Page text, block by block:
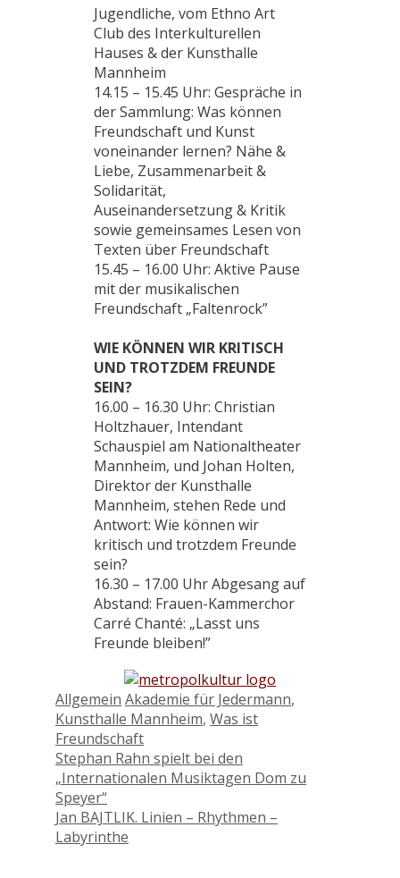
Jugendliche, vom Ethno Art
Club des Interkulturellen
Hauses & der Kunsthalle
Mannheim
14.15 – 15.45 Uhr: Gespräche in
der Sammlung: Was können
Freundschaft und Kunst
voneinander lernen? Nähe &
Liebe, Zusammenarbeit &
Solidarität,
Auseinandersetzung & Kritik
sowie gemeinsames Lesen von
Texten über Freundschaft
15.45 – 16.00 Uhr: Aktive Pause
mit der musikalischen
Freundschaft „Faltenrock”
WIE KÖNNEN WIR KRITISCH
UND TROTZDEM FREUNDE
SEIN?
16.00 – 16.30 Uhr: Christian
Holtzhauer, Intendant
Schauspiel am Nationaltheater
Mannheim, und Johan Holten,
Direktor der Kunsthalle
Mannheim, stehen Rede und
Antwort: Wie können wir
kritisch und trotzdem Freunde
sein?
16.30 – 17.00 Uhr Abgesang auf
Abstand: Frauen-Kammerchor
Carré Chanté: „Lasst uns
Freunde bleiben!”
Kategorien
Allgemein Schlagwörter
Akademie für Jedermann,
Kunsthalle Mannheim, Was ist
Freundschaft
Stephan Rahn spielt bei den
„Internationalen Musiktagen Dom zu
Speyer“
Jan BAJTLIK. Linien – Rhythmen –
Labyrinthe